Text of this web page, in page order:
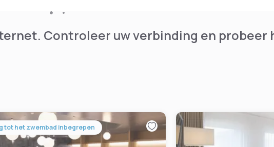
Controleer uw verbinding en probeer
tot het zwembad inbegrepen